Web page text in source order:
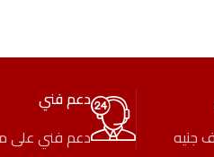
دعم فني
دعم فني على